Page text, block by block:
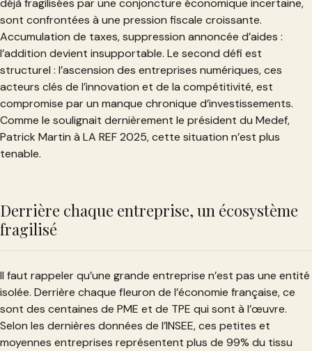
déjà fragilisées par une conjoncture économique incertaine,
sont confrontées à une pression fiscale croissante.
Accumulation de taxes, suppression annoncée d’aides :
l’addition devient insupportable. Le second défi est
structurel : l’ascension des entreprises numériques, ces
acteurs clés de l’innovation et de la compétitivité, est
compromise par un manque chronique d’investissements.
Comme le soulignait dernièrement le président du Medef,
Patrick Martin à LA REF 2025, cette situation n’est plus
tenable.
Derrière chaque entreprise, un écosystème
fragilisé
Il faut rappeler qu’une grande entreprise n’est pas une entité
isolée. Derrière chaque fleuron de l’économie française, ce
sont des centaines de PME et de TPE qui sont à l’œuvre.
Selon les dernières données de l’INSEE, ces petites et
moyennes entreprises représentent plus de 99% du tissu